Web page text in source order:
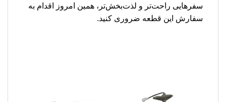
سفرهایی راحت‌تر و لذت‌بخش‌تر، همین امروز اقدام به
سفارش این قطعه ضروری کنید.